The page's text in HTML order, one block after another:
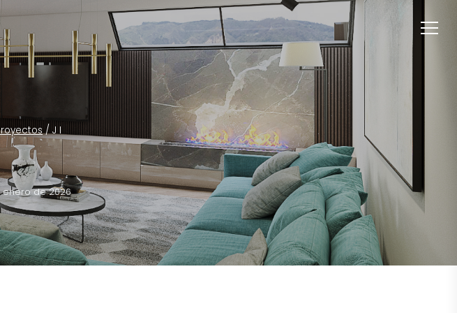
/ J I
enero de 2026